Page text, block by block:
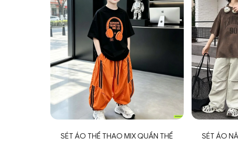
SÉT ÁO THỂ THAO MIX QUẦN THỂ
SÉT ÁO